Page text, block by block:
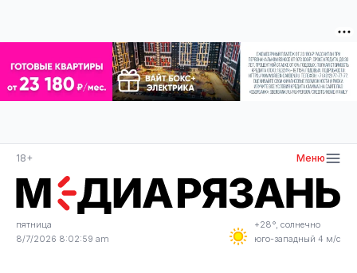
18+ Меню
пятница
8/7/2026 8:03:00 am
+28°, солнечно
юго-западный 4 м/с